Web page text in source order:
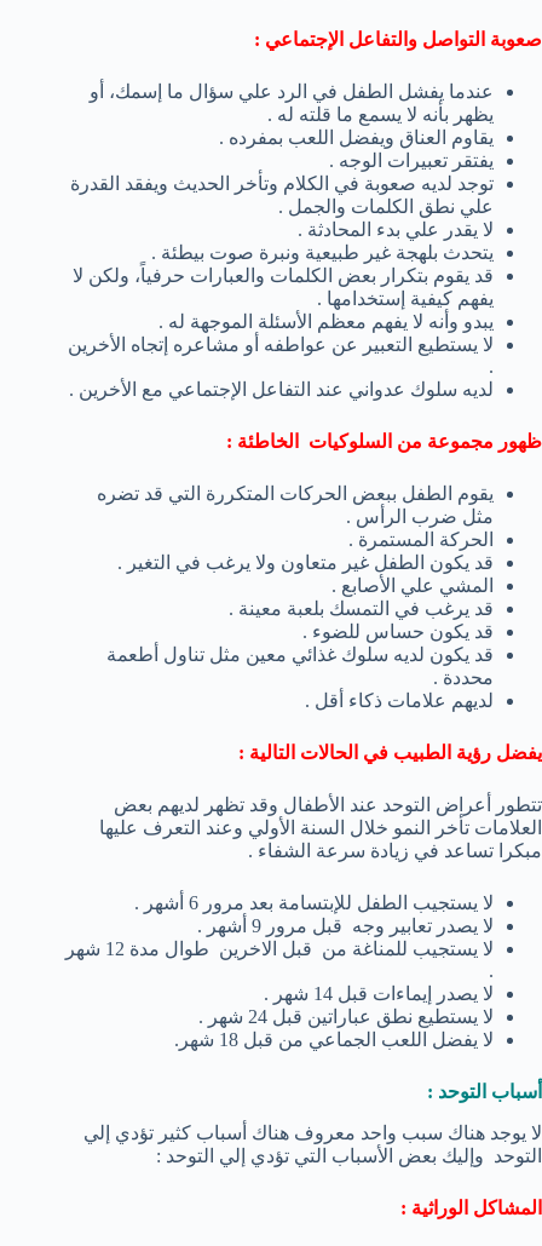
صعوبة التواصل والتفاعل الإجتماعي :
عندما يفشل الطفل في الرد علي سؤال ما إسمك، أو
يظهر بأنه لا يسمع ما قلته له .
يقاوم العناق ويفضل اللعب بمفرده .
يفتقر تعبيرات الوجه .
توجد لديه صعوبة في الكلام وتأخر الحديث ويفقد القدرة
علي نطق الكلمات والجمل .
لا يقدر علي بدء المحادثة .
يتحدث بلهجة غير طبيعية ونبرة صوت بيطئة .
قد يقوم بتكرار بعض الكلمات والعبارات حرفياً، ولكن لا
يفهم كيفية إستخدامها .
يبدو وأنه لا يفهم معظم الأسئلة الموجهة له .
لا يستطيع التعبير عن عواطفه أو مشاعره إتجاه الأخرين
.
لديه سلوك عدواني عند التفاعل الإجتماعي مع الأخرين .
ظهور مجموعة من السلوكيات الخاطئة :
يقوم الطفل ببعض الحركات المتكررة التي قد تضره
مثل ضرب الرأس .
الحركة المستمرة .
قد يكون الطفل غير متعاون ولا يرغب في التغير .
المشي علي الأصابع .
قد يرغب في التمسك بلعبة معينة .
قد يكون حساس للضوء .
قد يكون لديه سلوك غذائي معين مثل تناول أطعمة
محددة .
لديهم علامات ذكاء أقل .
يفضل رؤية الطبيب في الحالات التالية :
تتطور أعراض التوحد عند الأطفال وقد تظهر لديهم بعض
العلامات تأخر النمو خلال السنة الأولي وعند التعرف عليها
مبكرا تساعد في زيادة سرعة الشفاء .
لا يستجيب الطفل للإبتسامة بعد مرور 6 أشهر .
لا يصدر تعابير وجه قبل مرور 9 أشهر .
لا يستجيب للمناغة من قبل الاخرين طوال مدة 12 شهر
.
لا يصدر إيماءات قبل 14 شهر .
لا يستطيع نطق عباراتين قبل 24 شهر .
لا يفضل اللعب الجماعي من قبل 18 شهر.
أسباب التوحد :
لا يوجد هناك سبب واحد معروف هناك أسباب كثير تؤدي إلي
التوحد وإليك بعض الأسباب التي تؤدي إلي التوحد :
المشاكل الوراثية :